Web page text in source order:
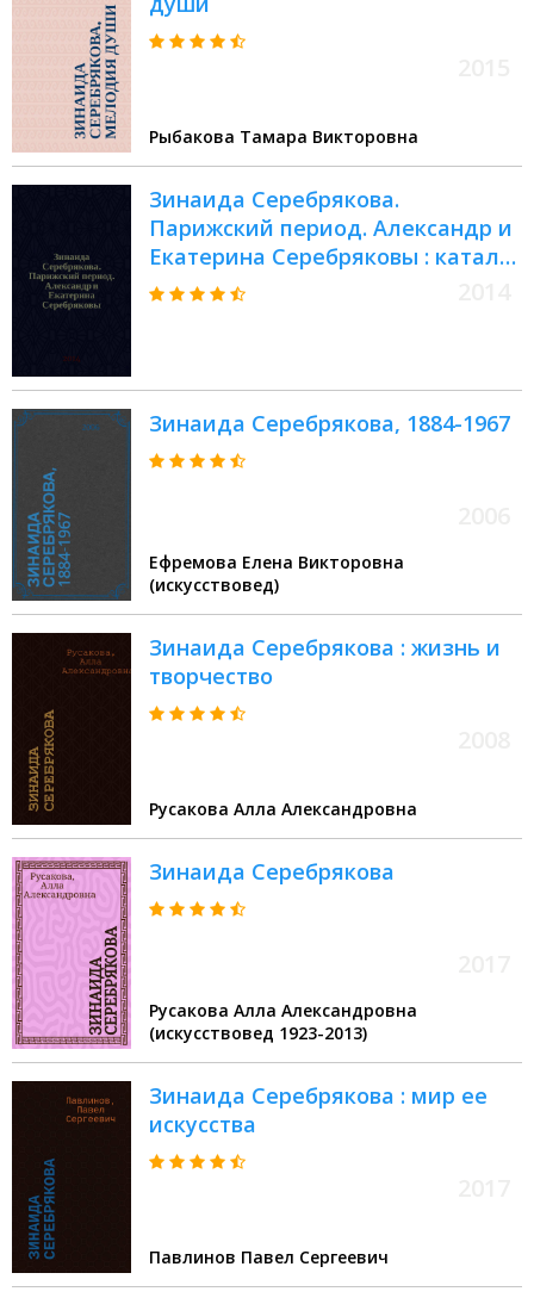
Рыбакова Тамара Викторовна
Зинаида Серебрякова.
Парижский период. Александр и
Екатерина Серебряковы : каталог
выставки : из собрания
Зинаида Серебрякова, 1884-1967
Ефремова Елена Викторовна
(искусствовед)
Зинаида Серебрякова : жизнь и
творчество
Русакова Алла Александровна
Зинаида Серебрякова
Русакова Алла Александровна
(искусствовед 1923-2013)
Зинаида Серебрякова : мир ее
искусства
Павлинов Павел Сергеевич